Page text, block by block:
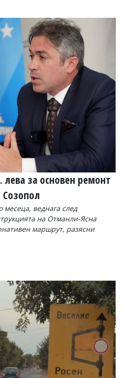
лева за основен ремонт
Созопол
веднага след
на Отманли-Ясна
маршрут, разясни